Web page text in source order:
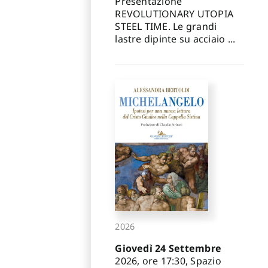
REVOLUTIONARY UTOPIA
STEEL TIME. Le grandi
lastre dipinte su acciaio ...
2026
Giovedì 24 Settembre
2026, ore 17:30, Spazio